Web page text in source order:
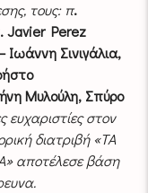
τους: π.
Javier Perez
Σινιγάλια,
Μυλούλη, Σπύρο
ευχαριστίες στον
διατριβή «ΤΑ
αποτέλεσε βάση